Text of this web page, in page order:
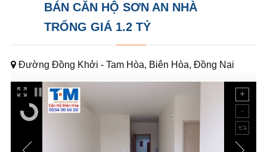
BÁN CĂN HỘ SƠN AN NHÀ
TRỐNG GIÁ 1.2 TỶ
Đường Đồng Khởi - Tam Hòa, Biên Hòa, Đồng Nai